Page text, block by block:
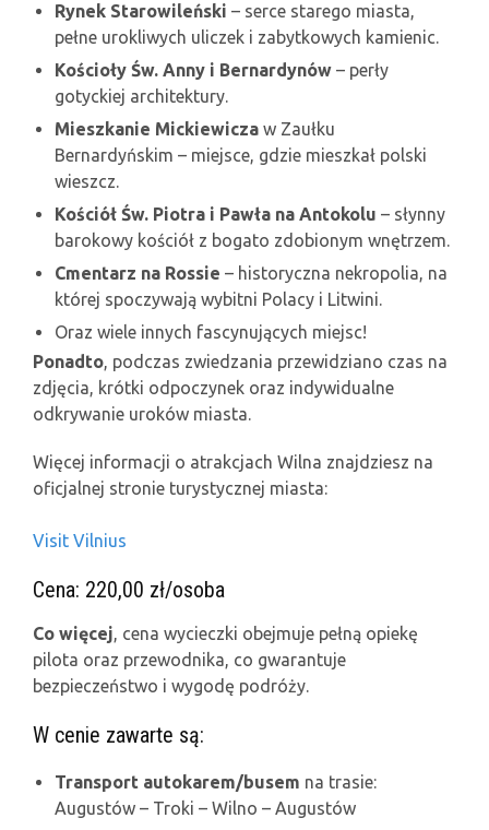
Rynek Starowileński – serce starego miasta,
pełne urokliwych uliczek i zabytkowych kamienic.
Kościoły Św. Anny i Bernardynów – perły
gotyckiej architektury.
Mieszkanie Mickiewicza w Zaułku
Bernardyńskim – miejsce, gdzie mieszkał polski
wieszcz.
Kościół Św. Piotra i Pawła na Antokolu – słynny
barokowy kościół z bogato zdobionym wnętrzem.
Cmentarz na Rossie – historyczna nekropolia, na
której spoczywają wybitni Polacy i Litwini.
Oraz wiele innych fascynujących miejsc!
Ponadto, podczas zwiedzania przewidziano czas na
zdjęcia, krótki odpoczynek oraz indywidualne
odkrywanie uroków miasta.
Więcej informacji o atrakcjach Wilna znajdziesz na
oficjalnej stronie turystycznej miasta:
Visit Vilnius
Cena: 220,00 zł/osoba
Co więcej, cena wycieczki obejmuje pełną opiekę
pilota oraz przewodnika, co gwarantuje
bezpieczeństwo i wygodę podróży.
W cenie zawarte są:
Transport autokarem/busem na trasie:
Augustów – Troki – Wilno – Augustów